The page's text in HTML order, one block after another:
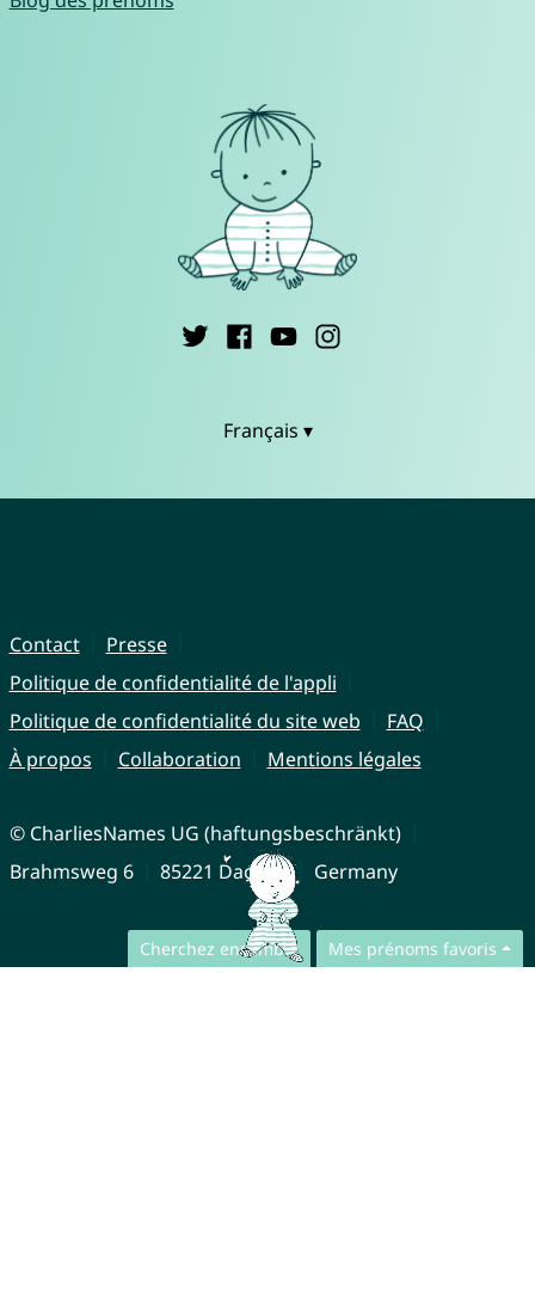
Cherchez ensemble Mes prénoms favoris
Français ▾
Contact
Presse
Politique de confidentialité de l'appli
Politique de confidentialité du site web
FAQ
À propos
Collaboration Mentions légales
© CharliesNames UG (haftungsbeschränkt)
Brahmsweg 6
85221 Dachau Germany